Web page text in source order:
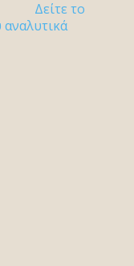
Δείτε το